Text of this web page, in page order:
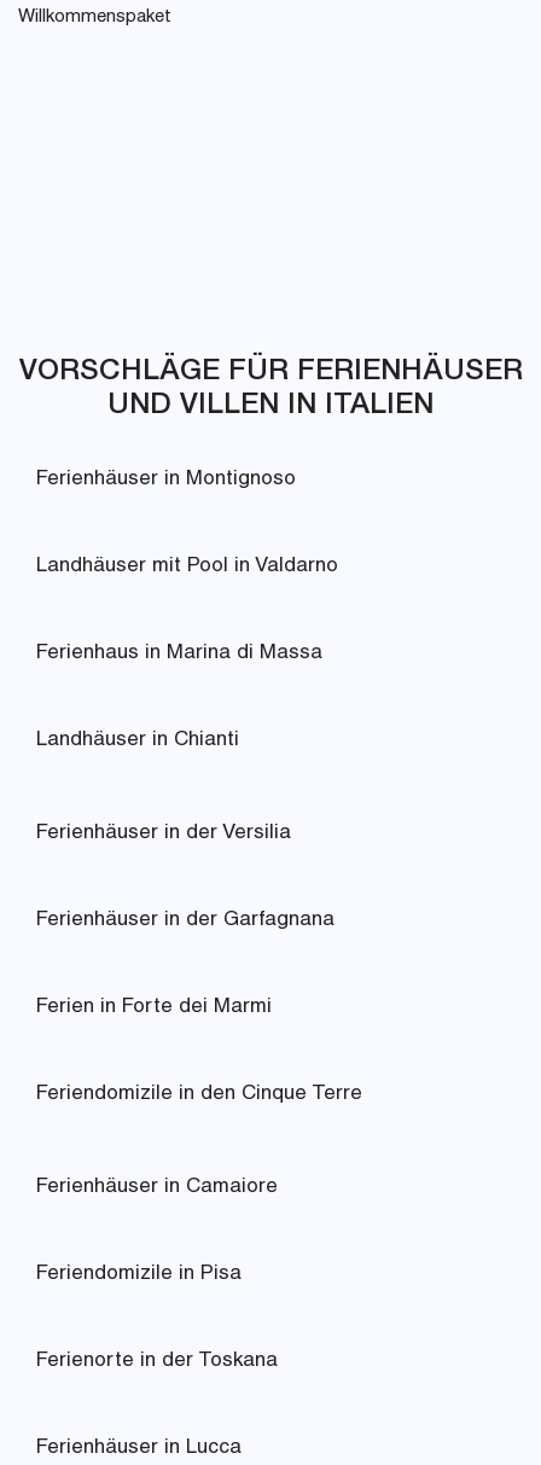
Willkommenspaket
VORSCHLÄGE FÜR FERIENHÄUSER
UND VILLEN IN ITALIEN
Ferienhäuser in Montignoso
Landhäuser mit Pool in Valdarno
Ferienhaus in Marina di Massa
Landhäuser in Chianti
Ferienhäuser in der Versilia
Ferienhäuser in der Garfagnana
Ferien in Forte dei Marmi
Feriendomizile in den Cinque Terre
Ferienhäuser in Camaiore
Feriendomizile in Pisa
Ferienorte in der Toskana
Ferienhäuser in Lucca